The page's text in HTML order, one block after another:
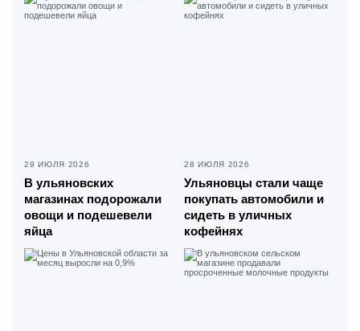
29 ИЮЛЯ 2026
В ульяновских
магазинах подорожали
овощи и подешевели
яйца
28 ИЮЛЯ 2026
Ульяновцы стали чаще
покупать автомобили и
сидеть в уличных
кофейнях